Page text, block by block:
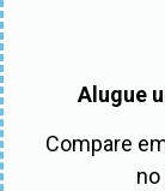
Alugue
Compare